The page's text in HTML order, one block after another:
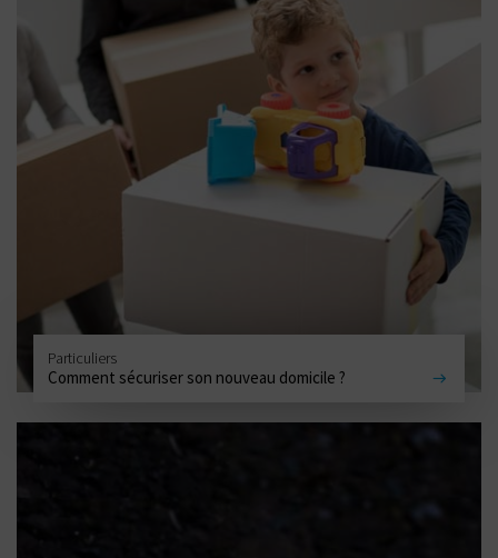
Particuliers
Comment sécuriser son nouveau domicile ?